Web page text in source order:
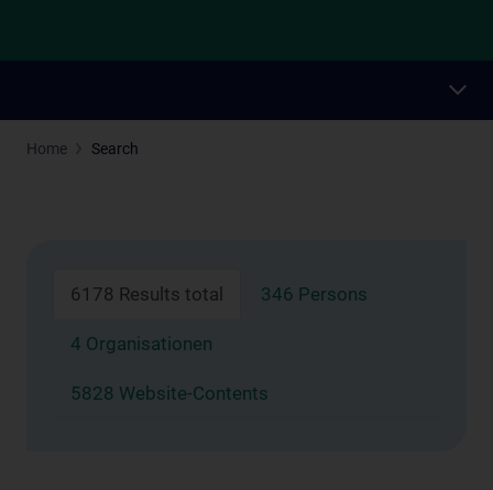
Home Search
6178 Results total 346 Persons
4 Organisationen
5828 Website-Contents